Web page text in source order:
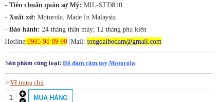
- Tiêu chuẩn quân sự Mỹ: MIL-STD810
- Xuất xứ: Motorola. Made In Malaysia
- Bảo hành: 24 tháng thân máy; 12 tháng phụ kiện
Hotline 0985 98 89 90 |Mail: tongdaibodam@gmail.com
Sản phẩm cùng loại: Bộ đàm cầm tay Motorola
> Về trang chủ